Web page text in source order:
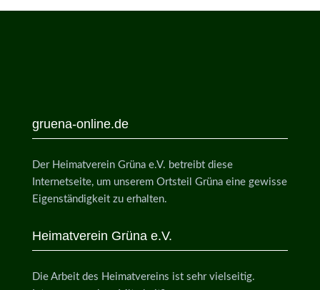
gruena-online.de
Der Heimatverein Grüna e.V. betreibt diese
Internetseite, um unserem Ortsteil Grüna eine gewisse
Eigenständigkeit zu erhalten.
Heimatverein Grüna e.V.
Die Arbeit des Heimatvereins ist sehr vielseitig.